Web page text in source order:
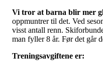
Vi tror at barna blir mer
oppmuntrer til det. Ved
visst antall renn.
man fyller 8 år. Før det går
Treningsavgiftene er: